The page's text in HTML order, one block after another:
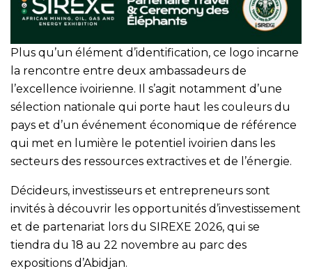
Plus qu’un élément d’identification, ce logo incarne
la rencontre entre deux ambassadeurs de
l’excellence ivoirienne. Il s’agit notamment d’une
sélection nationale qui porte haut les couleurs du
pays et d’un événement économique de référence
qui met en lumière le potentiel ivoirien dans les
secteurs des ressources extractives et de l’énergie.
Décideurs, investisseurs et entrepreneurs sont
invités à découvrir les opportunités d’investissement
et de partenariat lors du SIREXE 2026, qui se
tiendra du 18 au 22 novembre au parc des
expositions d’Abidjan.